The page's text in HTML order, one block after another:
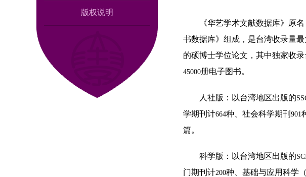
版权说明
《华艺学术文献数据库》原
书数据库》组成，是台湾收录量
的硕博士学位论文，其中独家收
45000册电子图书。
人社版：以台湾地区出版的
学期刊计664种、社会科学期刊 901
篇。
科学版：以台湾地区出版的
门期刊计200种、基础与应用科学